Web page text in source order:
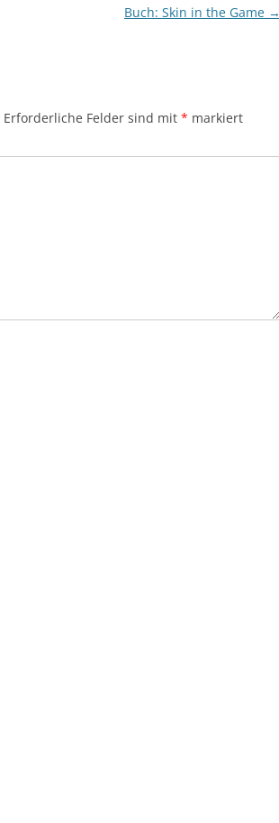
Buch: Skin in the Game →
Erforderliche Felder sind mit * markiert